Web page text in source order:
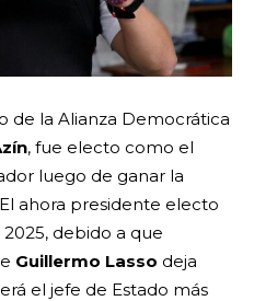
de la Alianza Democrática
, fue electo como el
luego de ganar la
ahora presidente electo
debido a que
Guillermo Lasso deja
el jefe de Estado más